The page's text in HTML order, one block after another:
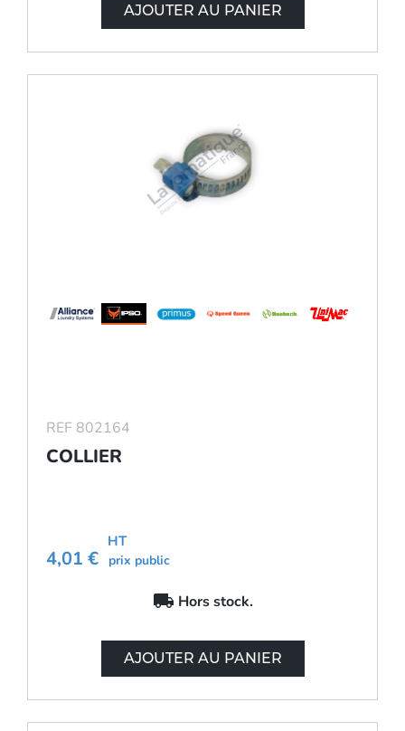
AJOUTER AU PANIER
REF 802164
COLLIER
4,01 €
HT
prix public
local_shipping Hors stock.
AJOUTER AU PANIER